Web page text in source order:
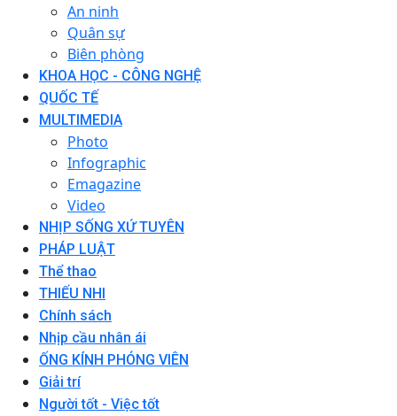
An ninh
Quân sự
Biên phòng
KHOA HỌC - CÔNG NGHỆ
QUỐC TẾ
MULTIMEDIA
Photo
Infographic
Emagazine
Video
NHỊP SỐNG XỨ TUYÊN
PHÁP LUẬT
Thể thao
THIẾU NHI
Chính sách
Nhịp cầu nhân ái
ỐNG KÍNH PHÓNG VIÊN
Giải trí
Người tốt - Việc tốt